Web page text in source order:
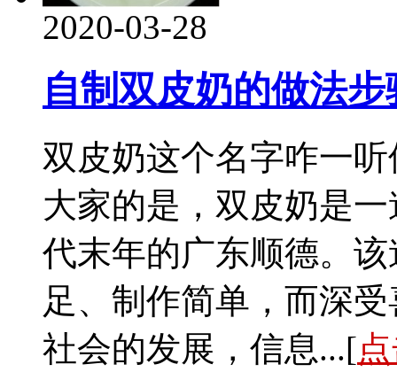
2020-03-28
自制双皮奶的做法步
双皮奶这个名字咋一
大家的是，双皮奶是
代末年的广东顺德。
足、制作简单，而深
社会的发展，信息...[